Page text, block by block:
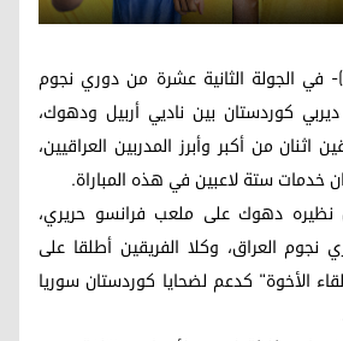
أربيل ( كوردستان 24 )- في الجولة الثانية عشرة من دوري نجوم
كوردستان بين ناديي أربيل ودهوك،
من أكبر وأبرز المدربين العراقيين،
خدمات ستة لاعبين في هذه المباراة.
نظيره دهوك على ملعب فرانسو حريري،
نجوم العراق، وكلا الفريقين أطلقا على
الأخوة" كدعم لضحايا كوردستان سوريا